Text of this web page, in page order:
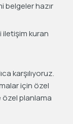
belgeler hazır
iletişim kuran
karşılıyoruz.
için özel
planlama